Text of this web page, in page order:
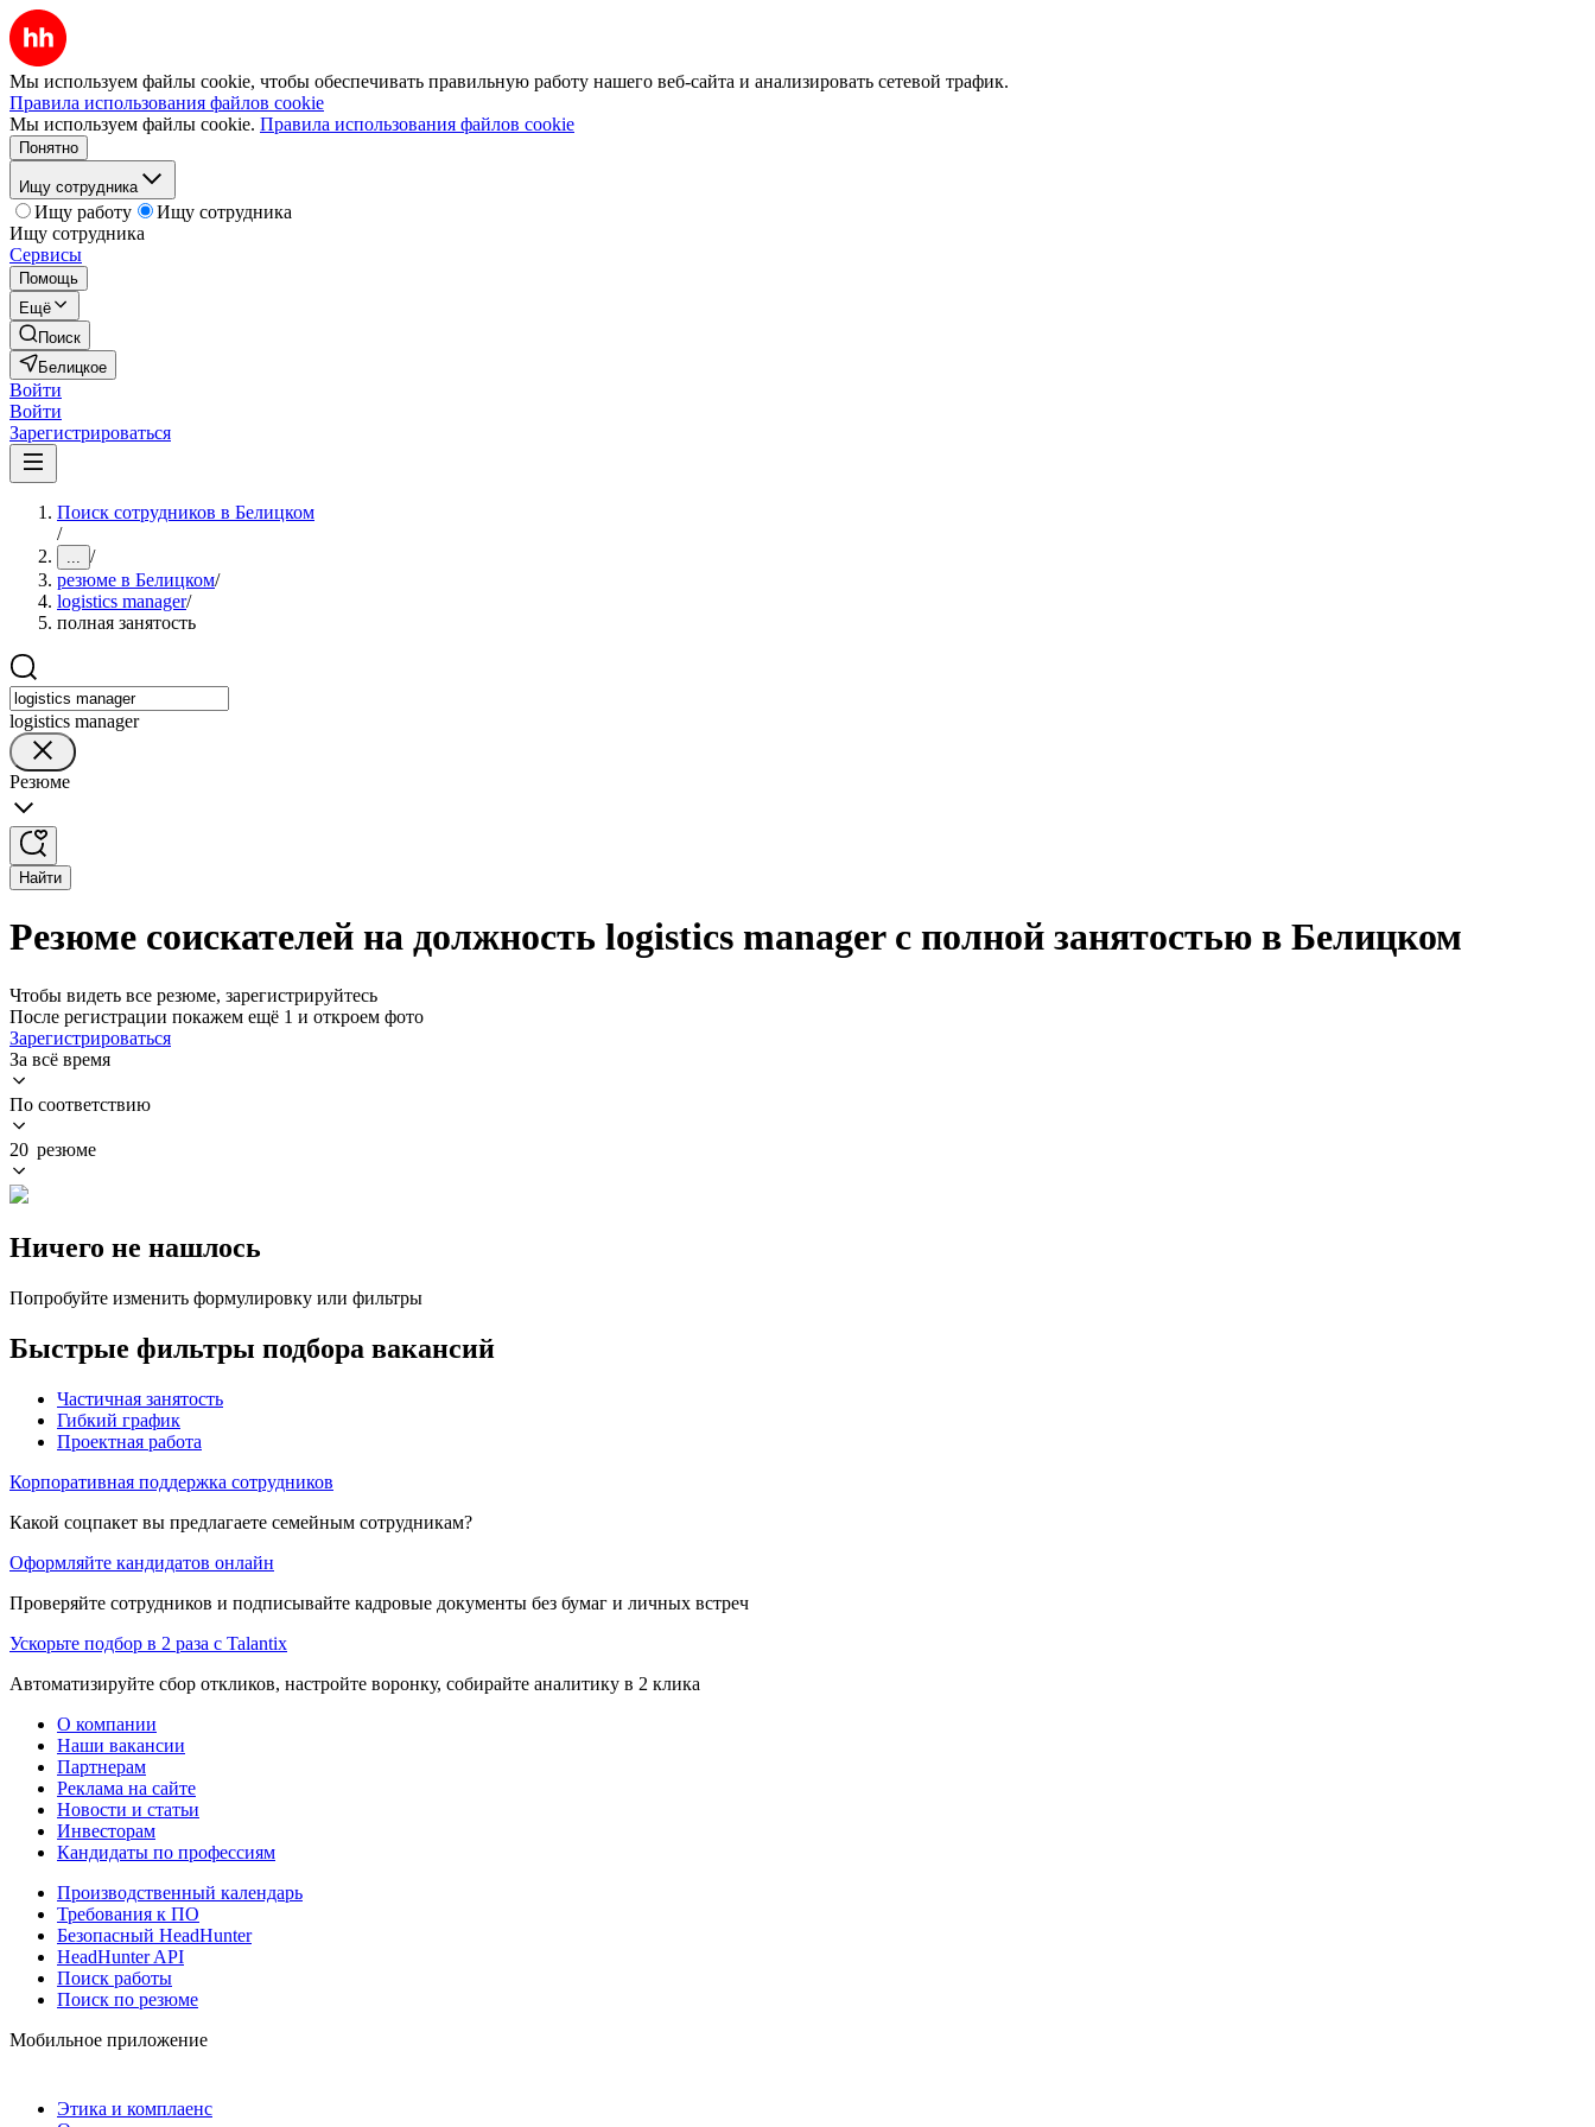
Мы используем файлы cookie, чтобы обеспечивать правильную работу нашего веб-сайта и анализировать сетевой трафик.
Правила использования файлов cookie
Мы используем файлы cookie. Правила использования файлов cookie
Понятно
Ищу сотрудника
Ищу работу
Ищу сотрудника
Ищу сотрудника
Сервисы
Помощь
Ещё
Поиск
Белицкое
Войти
Войти
Зарегистрироваться
Поиск сотрудников в Белицком
/
... /
резюме в Белицком/
logistics manager/
полная занятость
logistics manager
Резюме
Найти
Резюме соискателей на должность logistics manager с полной занятостью в Белицком
Чтобы видеть все резюме, зарегистрируйтесь
После регистрации покажем ещё 1 и откроем фото
Зарегистрироваться
За всё время
По соответствию
20 резюме
Ничего не нашлось
Попробуйте изменить формулировку или фильтры
Быстрые фильтры подбора вакансий
Частичная занятость
Гибкий график
Проектная работа
Корпоративная поддержка сотрудников
Какой соцпакет вы предлагаете семейным сотрудникам?
Оформляйте кандидатов онлайн
Проверяйте сотрудников и подписывайте кадровые документы без бумаг и личных встреч
Ускорьте подбор в 2 раза с Talantix
Автоматизируйте сбор откликов, настройте воронку, собирайте аналитику в 2 клика
О компании
Наши вакансии
Партнерам
Реклама на сайте
Новости и статьи
Инвесторам
Кандидаты по профессиям
Производственный календарь
Требования к ПО
Безопасный HeadHunter
HeadHunter API
Поиск работы
Поиск по резюме
Мобильное приложение
Этика и комплаенс